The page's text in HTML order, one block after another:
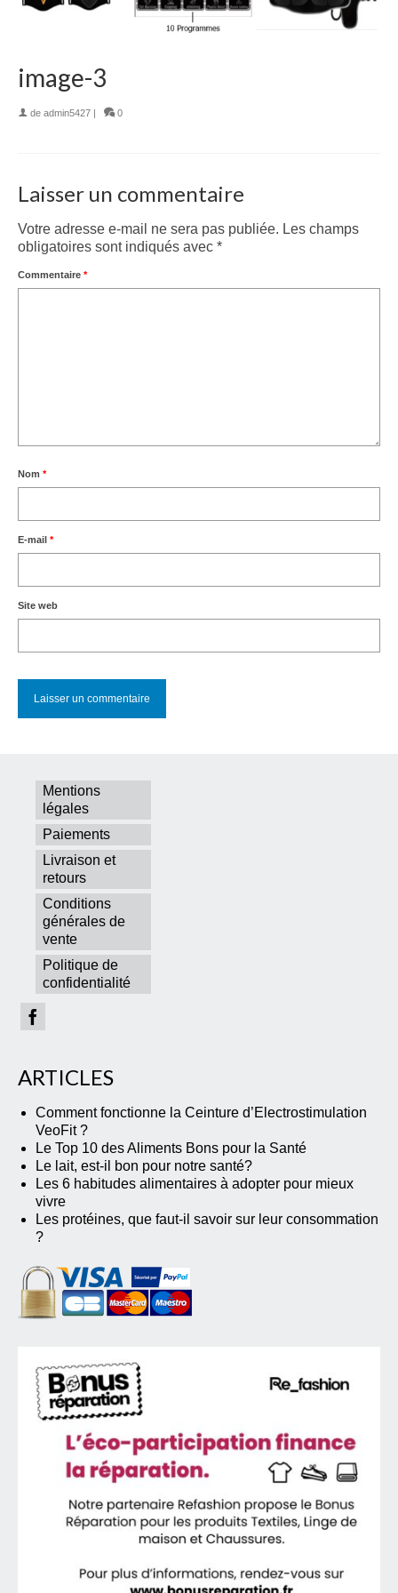
image-3
de admin5427 | 0
Laisser un commentaire
Votre adresse e-mail ne sera pas publiée. Les champs
obligatoires sont indiqués avec *
Commentaire *
Nom *
E-mail *
Site web
Mentions
légales
Paiements
Livraison et
retours
Conditions
générales de
vente
Politique de
confidentialité
ARTICLES
Comment fonctionne la Ceinture d’Electrostimulation
VeoFit ?
Le Top 10 des Aliments Bons pour la Santé
Le lait, est-il bon pour notre santé?
Les 6 habitudes alimentaires à adopter pour mieux
vivre
Les protéines, que faut-il savoir sur leur consommation
?